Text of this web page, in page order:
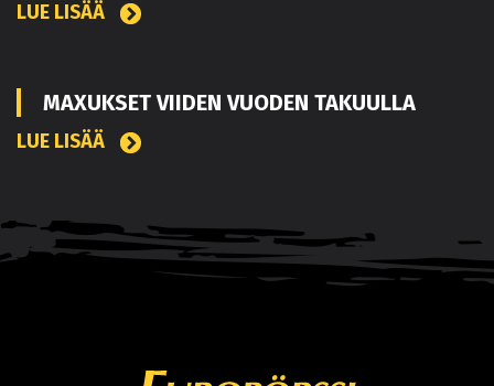
LUE LISÄÄ
MAXUKSET VIIDEN VUODEN TAKUULLA
LUE LISÄÄ